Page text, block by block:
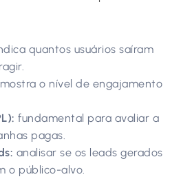
quantos usuários saíram
mostra o nível de engajamento
fundamental para avaliar a
pagas.
analisar se os leads gerados
o público-alvo.